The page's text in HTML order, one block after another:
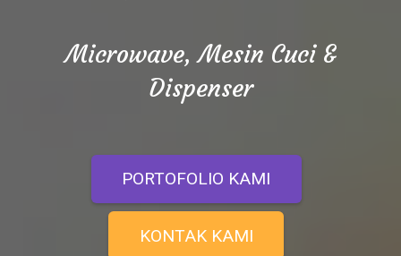
Microwave, Mesin Cuci &
Dispenser
PORTOFOLIO KAMI
KONTAK KAMI